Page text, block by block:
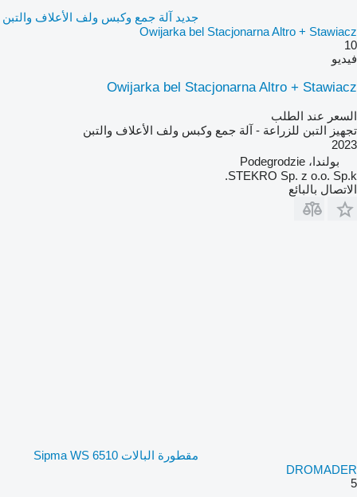
جديد آلة جمع وكبس ولف الأعلاف والتبن
Owijarka bel Stacjonarna Altro + Stawiacz
10
فيديو
Owijarka bel Stacjonarna Altro + Stawiacz
السعر عند الطلب
تجهيز التبن للزراعة - آلة جمع وكبس ولف الأعلاف والتبن
2023
بولندا، Podegrodzie
STEKRO Sp. z o.o. Sp.k.
الاتصال بالبائع
مقطورة البالات Sipma WS 6510
DROMADER
5